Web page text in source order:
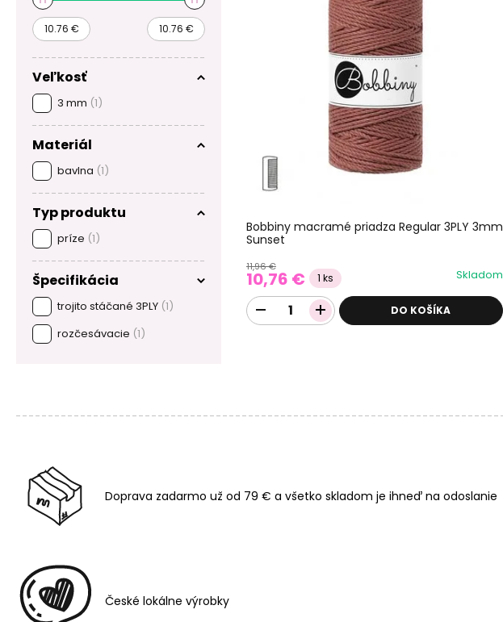
Veľkosť
3 mm (1)
Materiál
bavlna (1)
Typ produktu
príze (1)
Špecifikácia
trojito stáčané 3PLY (1)
rozčesávacie (1)
Bobbiny macramé priadza Regular 3PLY 3mm
Sunset
11,96 €
10,76 € 1 ks Skladom
DO KOŠÍKA
Doprava zadarmo už od 79 € a všetko skladom je ihneď na odoslanie
České lokálne výrobky